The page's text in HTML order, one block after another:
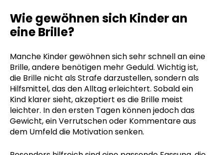
Wie gewöhnen sich Kinder an
eine Brille?
Manche Kinder gewöhnen sich sehr schnell an eine
Brille, andere benötigen mehr Geduld. Wichtig ist,
die Brille nicht als Strafe darzustellen, sondern als
Hilfsmittel, das den Alltag erleichtert. Sobald ein
Kind klarer sieht, akzeptiert es die Brille meist
leichter. In den ersten Tagen können jedoch das
Gewicht, ein Verrutschen oder Kommentare aus
dem Umfeld die Motivation senken.